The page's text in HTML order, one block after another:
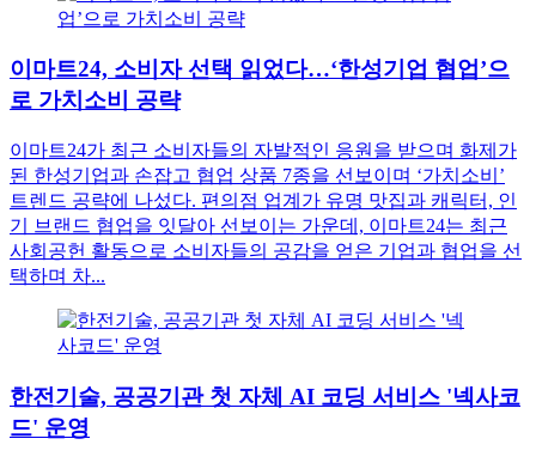
이마트24, 소비자 선택 읽었다…‘한성기업 협업’으
로 가치소비 공략
이마트24가 최근 소비자들의 자발적인 응원을 받으며 화제가
된 한성기업과 손잡고 협업 상품 7종을 선보이며 ‘가치소비’
트렌드 공략에 나섰다. 편의점 업계가 유명 맛집과 캐릭터, 인
기 브랜드 협업을 잇달아 선보이는 가운데, 이마트24는 최근
사회공헌 활동으로 소비자들의 공감을 얻은 기업과 협업을 선
택하며 차...
한전기술, 공공기관 첫 자체 AI 코딩 서비스 '넥사코
드' 운영